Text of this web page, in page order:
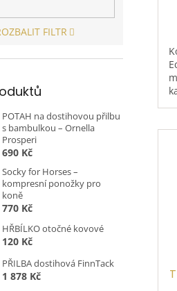
FILTR
POTAH na dostihovou přilbu
s bambulkou – Ornella
Prosperi
690 Kč
Socky for Horses –
kompresní ponožky pro
koně
770 Kč
HŘBÍLKO otočné kovové
120 Kč
PŘILBA dostihová FinnTack
1 878 Kč